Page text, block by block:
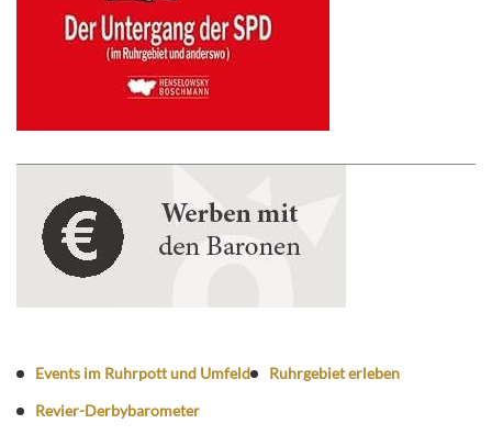
Events im Ruhrpott und Umfeld
Ruhrgebiet erleben
Revier-Derbybarometer